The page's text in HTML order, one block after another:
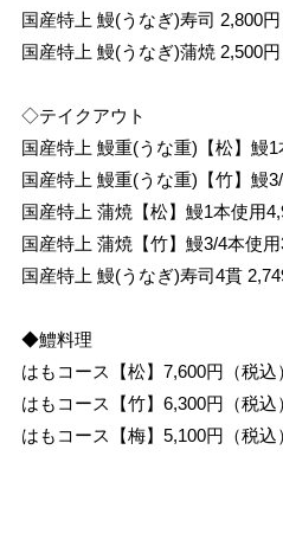
国産特上 鰻(うなぎ)寿司 2,800円
国産特上 鰻(うなぎ)蒲焼 2,500円
◇テイクアウト
国産特上 鰻重(うな重)【松】鰻1
国産特上 鰻重(うな重)【竹】鰻
国産特上 蒲焼【松】鰻1本使用
国産特上 蒲焼【竹】鰻3/4本使用
国産特上 鰻(うなぎ)寿司4貫
◆鱧料理
はもコース【松】7,600円（税込
はもコース【竹】6,300円（税込
はもコース【梅】5,100円（税込